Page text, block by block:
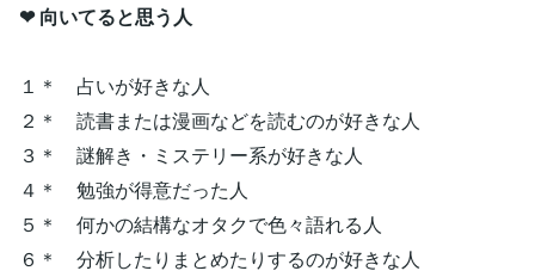
❤︎ 向いてると思う人
１＊ 占いが好きな人
２＊ 読書または漫画などを読むのが好きな人
３＊ 謎解き・ミステリー系が好きな人
４＊ 勉強が得意だった人
５＊ 何かの結構なオタクで色々語れる人
６＊ 分析したりまとめたりするのが好きな人